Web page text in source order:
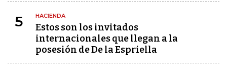
5 HACIENDA
Estos son los invitados
internacionales que llegan a la
posesión de De la Espriella